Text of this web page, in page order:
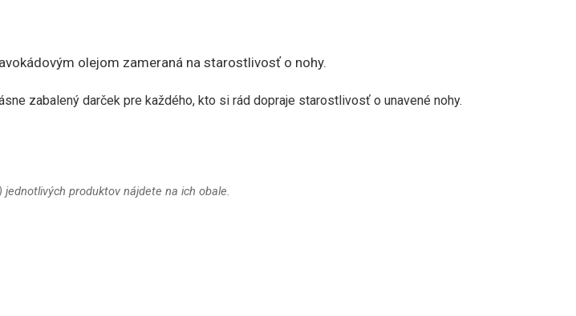
olejom zameraná na starostlivosť o nohy.
zabalený darček pre každého, kto si rád dopraje starostlivosť o unavené nohy.
produktov nájdete na ich obale.